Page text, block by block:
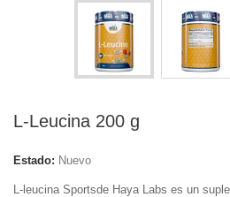
L-Leucina 200 g
Estado: Nuevo
L-leucina Sportsde Haya Labs es un